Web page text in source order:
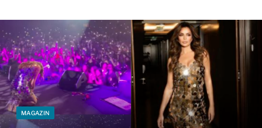
MAGAZIN